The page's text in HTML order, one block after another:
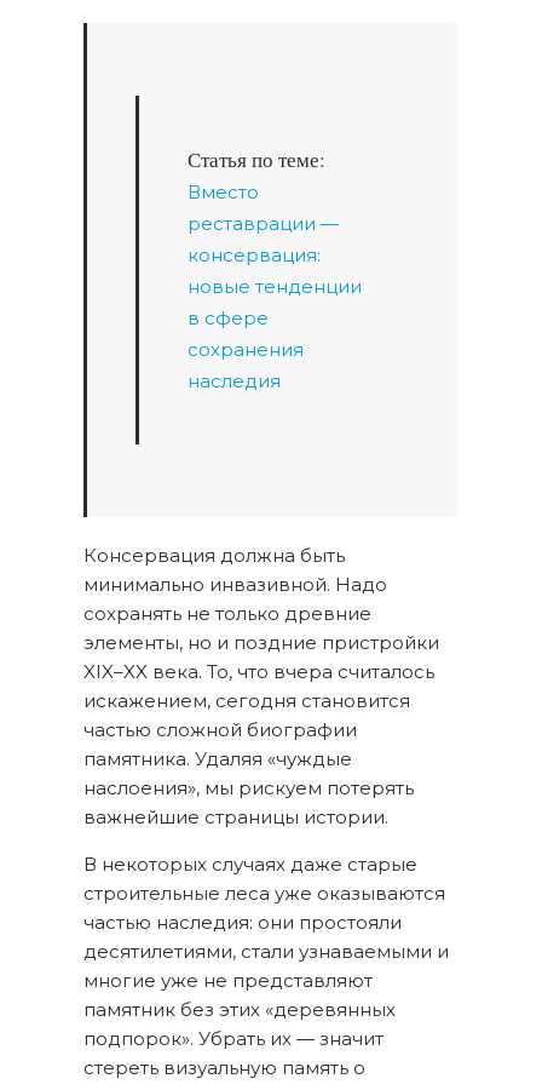
Статья по теме:
Вместо
реставрации —
консервация:
новые тенденции
в сфере
сохранения
наследия
Консервация должна быть
минимально инвазивной. Надо
сохранять не только древние
элементы, но и поздние пристройки
XIX–XX века. То, что вчера считалось
искажением, сегодня становится
частью сложной биографии
памятника. Удаляя «чуждые
наслоения», мы рискуем потерять
важнейшие страницы истории.
В некоторых случаях даже старые
строительные леса уже оказываются
частью наследия: они простояли
десятилетиями, стали узнаваемыми и
многие уже не представляют
памятник без этих «деревянных
подпорок». Убрать их — значит
стереть визуальную память о